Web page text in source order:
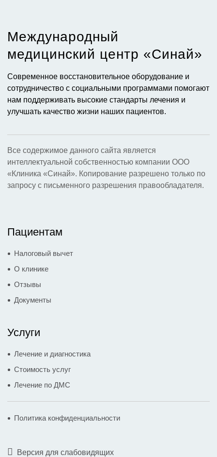
Международный
медицинский центр «Синай»​
Современное восстановительное оборудование и
сотрудничество с социальными программами помогают
нам поддерживать высокие стандарты лечения и
улучшать качество жизни наших пациентов.
Все содержимое данного сайта является
интеллектуальной собственностью компании ООО
«Клиника «Синай». Копирование разрешено только по
запросу с письменного разрешения правообладателя.
Пациентам
Налоговый вычет
О клинике
Отзывы
Документы
Услуги
Лечение и диагностика
Стоимость услуг
Лечение по ДМС
Политика конфиденциальности
Версия для слабовидящих